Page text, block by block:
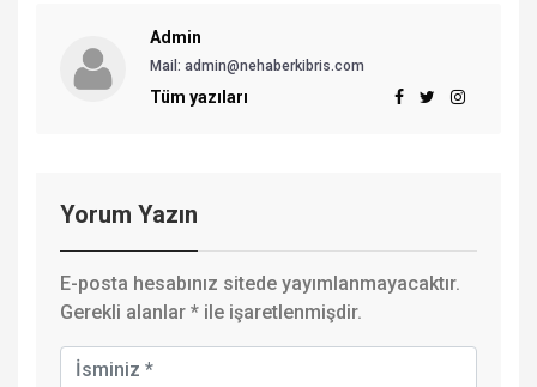
Admin
Mail: admin@nehaberkibris.com
Tüm yazıları
Yorum Yazın
E-posta hesabınız sitede yayımlanmayacaktır.
Gerekli alanlar * ile işaretlenmişdir.